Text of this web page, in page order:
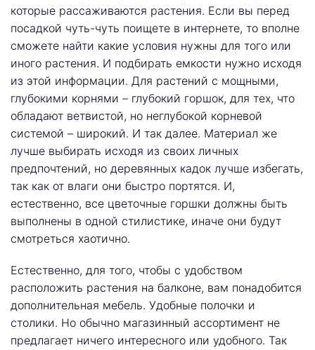
которые рассаживаются растения. Если вы перед
посадкой чуть-чуть поищете в интернете, то вполне
сможете найти какие условия нужны для того или
иного растения. И подбирать емкости нужно исходя
из этой информации. Для растений с мощными,
глубокими корнями – глубокий горшок, для тех, что
обладают ветвистой, но неглубокой корневой
системой – широкий. И так далее. Материал же
лучше выбирать исходя из своих личных
предпочтений, но деревянных кадок лучше избегать,
так как от влаги они быстро портятся. И,
естественно, все цветочные горшки должны быть
выполнены в одной стилистике, иначе они будут
смотреться хаотично.
Естественно, для того, чтобы с удобством
расположить растения на балконе, вам понадобится
дополнительная мебель. Удобные полочки и
столики. Но обычно магазинный ассортимент не
предлагает ничего интересного или удобного. Так